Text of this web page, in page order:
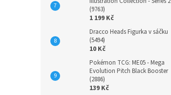
(9763)
1 199 Kč
Dracco Heads Figurka v sáčku
(5494)
10 Kč
Pokémon TCG: ME05 - Mega
Evolution Pitch Black Booster
(2886)
139 Kč